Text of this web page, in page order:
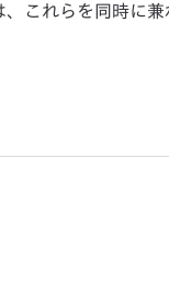
これらを同時に兼